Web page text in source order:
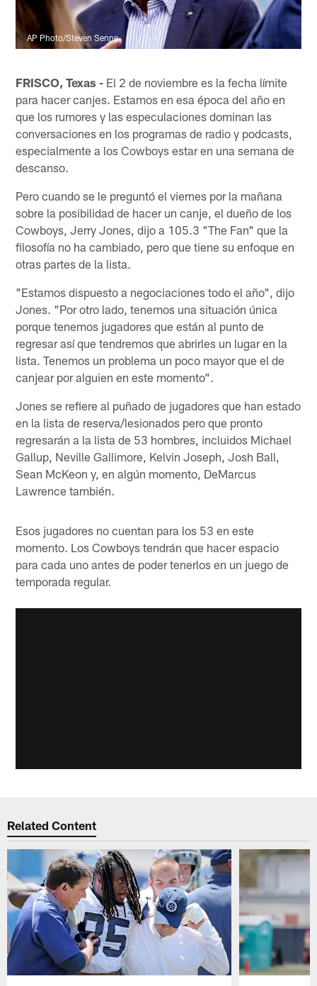
AP Photo/Steven Senne
FRISCO, Texas - El 2 de noviembre es la fecha límite
para hacer canjes. Estamos en esa época del año en
que los rumores y las especulaciones dominan las
conversaciones en los programas de radio y podcasts,
especialmente a los Cowboys estar en una semana de
descanso.
Pero cuando se le preguntó el viernes por la mañana
sobre la posibilidad de hacer un canje, el dueño de los
Cowboys, Jerry Jones, dijo a 105.3 "The Fan" que la
filosofía no ha cambiado, pero que tiene su enfoque en
otras partes de la lista.
"Estamos dispuesto a negociaciones todo el año", dijo
Jones. "Por otro lado, tenemos una situación única
porque tenemos jugadores que están al punto de
regresar así que tendremos que abrirles un lugar en la
lista. Tenemos un problema un poco mayor que el de
canjear por alguien en este momento".
Jones se refiere al puñado de jugadores que han estado
en la lista de reserva/lesionados pero que pronto
regresarán a la lista de 53 hombres, incluidos Michael
Gallup, Neville Gallimore, Kelvin Joseph, Josh Ball,
Sean McKeon y, en algún momento, DeMarcus
Lawrence también.
Esos jugadores no cuentan para los 53 en este
momento. Los Cowboys tendrán que hacer espacio
para cada uno antes de poder tenerlos en un juego de
temporada regular.
Related Content